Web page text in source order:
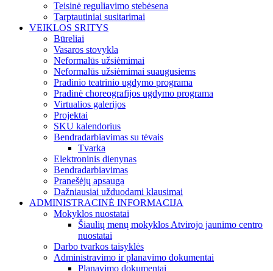
Teisinė reguliavimo stebėsena
Tarptautiniai susitarimai
VEIKLOS SRITYS
Būreliai
Vasaros stovykla
Neformalūs užsiėmimai
Neformalūs užsiėmimai suaugusiems
Pradinio teatrinio ugdymo programa
Pradinė choreografijos ugdymo programa
Virtualios galerijos
Projektai
SKU kalendorius
Bendradarbiavimas su tėvais
Tvarka
Elektroninis dienynas
Bendradarbiavimas
Pranešėjų apsauga
Dažniausiai užduodami klausimai
ADMINISTRACINĖ INFORMACIJA
Mokyklos nuostatai
Šiaulių menų mokyklos Atvirojo jaunimo centro
nuostatai
Darbo tvarkos taisyklės
Administravimo ir planavimo dokumentai
Planavimo dokumentai